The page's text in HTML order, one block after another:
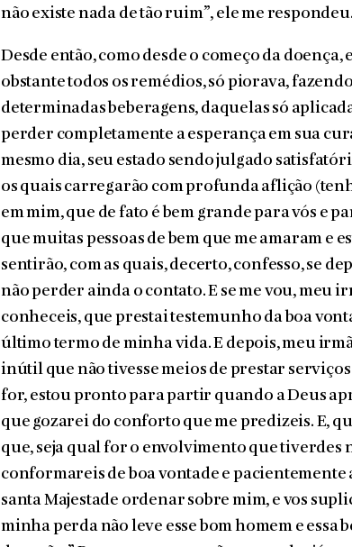
não existe nada de tão ruim”, ele me respondeu.
Desde então, como desde o começo da doença,
obstante todos os remédios, só piorava,
determinadas beberagens, daquelas só
perder completamente a esperança em sua
mesmo dia, seu estado sendo julgado
os quais carregarão com profunda aflição
em mim, que de fato é bem grande para vós e
que muitas pessoas de bem que me amaram e
sentirão, com as quais, decerto, confesso, se
não perder ainda o contato. E se me vou, meu
conheceis, que prestai testemunho da boa
último termo de minha vida. E depois, meu
inútil que não tivesse meios de prestar serviços
for, estou pronto para partir quando a Deus
que gozarei do conforto que me predizeis. E,
que, seja qual for o envolvimento que tiverdes
conformareis de boa vontade e pacientemente
santa Majestade ordenar sobre mim, e vos
minha perda não leve esse bom homem e essa